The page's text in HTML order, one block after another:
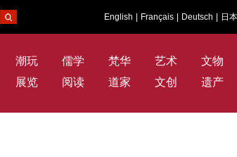
English Français Deutsch 日
潮玩 儒学 梵华 艺术 文物
展览 阅读 道家 文创 遗产